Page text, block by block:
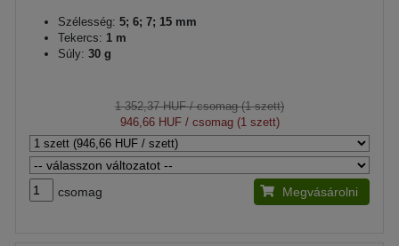
Szélesség: 5; 6; 7; 15 mm
Tekercs: 1 m
Súly: 30 g
1 352,37 HUF/ csomag (1 szett)
946,66 HUF/ csomag (1 szett)
csomag Megvásárolni